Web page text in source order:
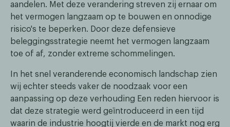
aandelen. Met deze verandering streven zij ernaar om
het vermogen langzaam op te bouwen en onnodige
risico's te beperken. Door deze defensieve
beleggingsstrategie neemt het vermogen langzaam
toe of af, zonder extreme schommelingen.
In het snel veranderende economisch landschap zien
wij echter steeds vaker de noodzaak voor een
aanpassing op deze verhouding Een reden hiervoor is
dat deze strategie werd geïntroduceerd in een tijd
waarin de industrie hoogtij vierde en de markt nog erg